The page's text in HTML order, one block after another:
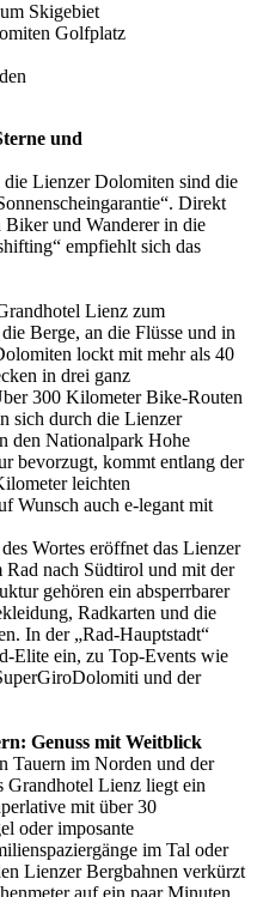
Skigebiet
Golfplatz
und
Lienzer Dolomiten sind die
Direkt
und Wanderer in die
empfiehlt sich das
Lienz zum
Berge, an die Flüsse und in
lockt mit mehr als 40
in drei ganz
300 Kilometer Bike-Routen
sich durch die Lienzer
den Nationalpark Hohe
bevorzugt, kommt entlang der
leichten
Wunsch auch e-legant mit
Wortes eröffnet das Lienzer
Rad nach Südtirol und mit der
gehören ein absperrbarer
Radkarten und die
In der „Rad-Hauptstadt“
Elite ein, zu Top-Events wie
und der
Genuss mit Weitblick
Tauern im Norden und der
Grandhotel Lienz liegt ein
mit über 30
oder imposante
im Tal oder
Lienzer Bergbahnen verkürzt
auf ein paar Minuten